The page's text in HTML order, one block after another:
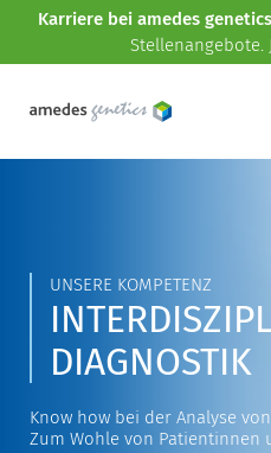
Karriere bei amedes
Stellenangebote.
UNSERE KOMPETENZ
DIAGNOSTIK
Know how bei der Analyse
Zum Wohle von Patientinnen